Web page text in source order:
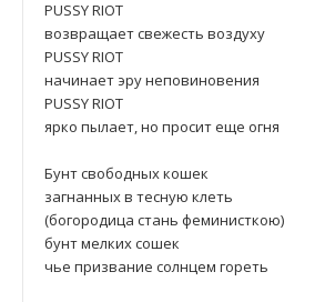
PUSSY RIOT
возвращает свежесть воздуху
PUSSY RIOT
начинает эру неповиновения
PUSSY RIOT
ярко пылает, но просит еще огня
Бунт свободных кошек
загнанных в тесную клеть
(богородица стань феминисткою)
бунт мелких сошек
чье призвание солнцем гореть